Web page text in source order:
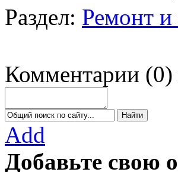
Раздел: Ремонт и
Комментарии (0)
Add
Добавьте свою